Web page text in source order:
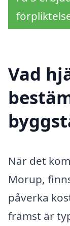
Vad
När det
Morup,
påverka
främst är